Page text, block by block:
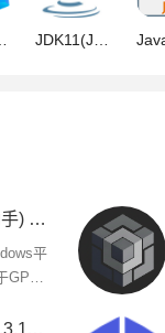
JDK11(Java SE Development Kit 11) v11.0.31 x64 LTS 长期支持 Java SE Development
OpenAI Codex桌面版(AI智能编程助手) v26.519.5221.0 官方免费版
平
GPT
华为云码道CodeArts(智能编码) v26.3.11 官方安装版